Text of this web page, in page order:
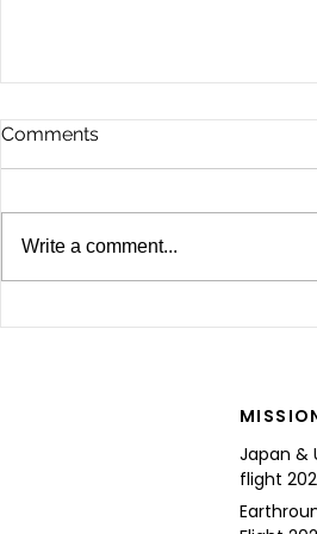
Comments
Write a comment...
Japan &
flight